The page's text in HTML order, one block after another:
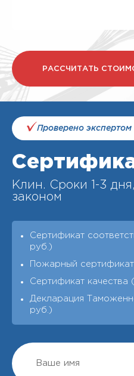
РАССЧИТАТЬ
Проверено экспертом
Клин. Cроки 1-3
законом
Сертификат
руб.)
Пожарный
Сертификат качества
Декларация
руб.)